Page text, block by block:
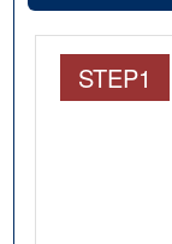
STEP1